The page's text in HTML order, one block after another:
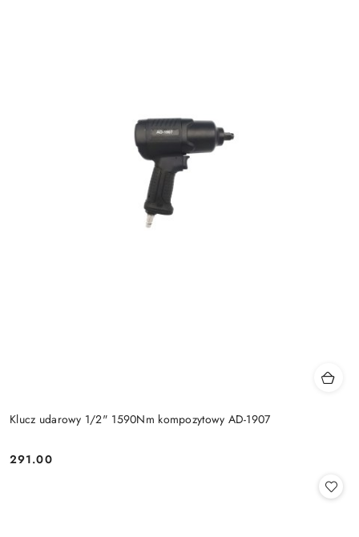
Klucz udarowy 1/2" 1590Nm kompozytowy AD-1907
Cena:
291.00